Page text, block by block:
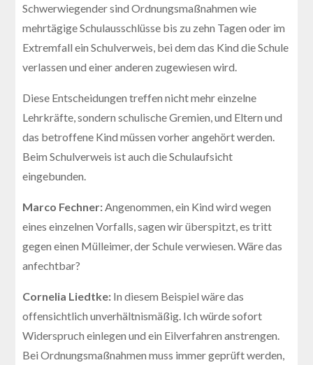
Schwerwiegender sind Ordnungsmaßnahmen wie
mehrtägige Schulausschlüsse bis zu zehn Tagen oder im
Extremfall ein Schulverweis, bei dem das Kind die Schule
verlassen und einer anderen zugewiesen wird.
Diese Entscheidungen treffen nicht mehr einzelne
Lehrkräfte, sondern schulische Gremien, und Eltern und
das betroffene Kind müssen vorher angehört werden.
Beim Schulverweis ist auch die Schulaufsicht
eingebunden.
Marco Fechner:Angenommen, ein Kind wird wegen
eines einzelnen Vorfalls, sagen wir überspitzt, es tritt
gegen einen Mülleimer, der Schule verwiesen. Wäre das
anfechtbar?
Cornelia Liedtke: In diesem Beispiel wäre das
offensichtlich unverhältnismäßig. Ich würde sofort
Widerspruch einlegen und ein Eilverfahren anstrengen.
Bei Ordnungsmaßnahmen muss immer geprüft werden,